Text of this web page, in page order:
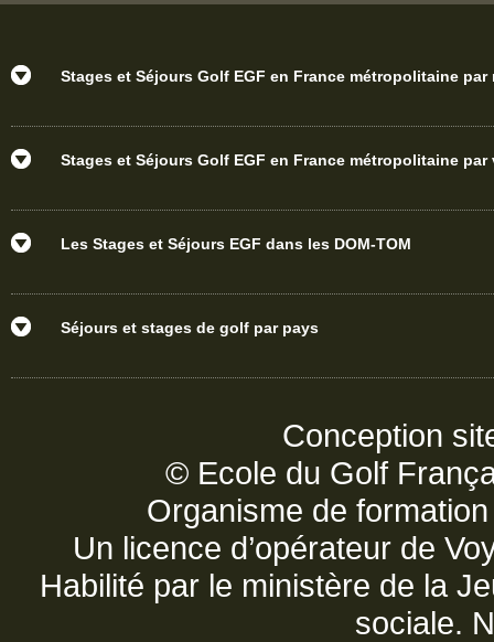
Stages et Séjours Golf EGF en France métropolitaine par
Stages et Séjours Golf EGF en France métropolitaine par
Les Stages et Séjours EGF dans les DOM-TOM
Séjours et stages de golf par pays
Conception
© Ecole du Golf
Organisme de
Un licence d’opérateur de
Habilité par le ministère de la
sociale.